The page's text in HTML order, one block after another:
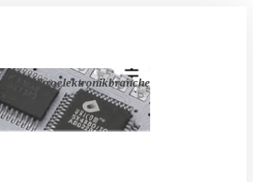
Mikroelektronikbranche